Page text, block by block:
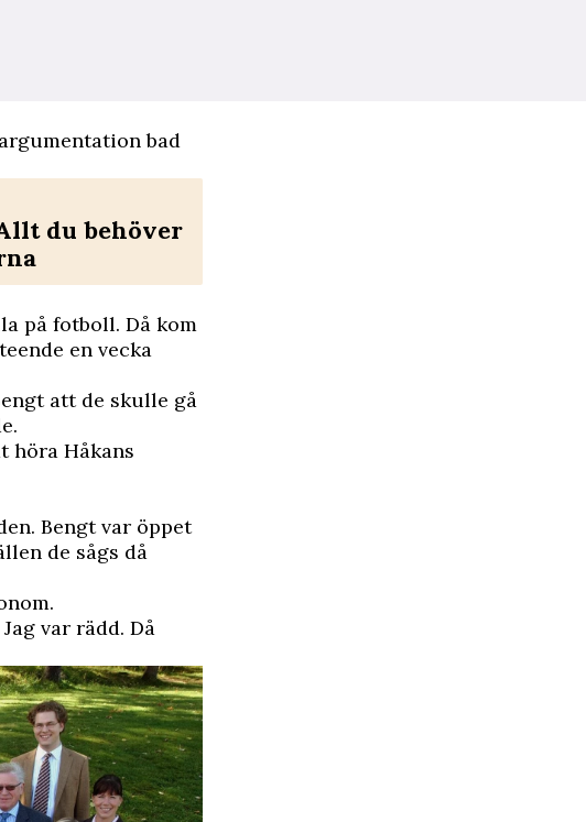
bad
du behöver
på fotboll. Då kom
en vecka
att de skulle gå
höra Håkans
Bengt var öppet
de sågs då
var rädd. Då